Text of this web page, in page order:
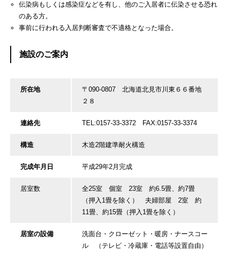
伝染病もしくは感染症などを有し、他のご入居者に伝染させる恐れ
のある方。
事前に行われる入居判断審査で不適格となった場合。
施設のご案内
所在地
〒090-0807 北海道北見市川東６６番地
２８
連絡先 TEL:0157-33-3372 FAX:0157-33-3374
構造 木造2階建準耐火構造
完成年月日 平成29年2月完成
居室数
全25室 個室 23室 約6.5畳、約7畳
（押入1畳を除く） 夫婦部屋 2室 約
11畳、約15畳（押入1畳を除く）
居室の設備
洗面台・クローゼット・暖房・ナースコー
ル （テレビ・冷蔵庫・電話等設置自由）